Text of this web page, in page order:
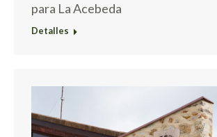
para La Acebeda
Detalles